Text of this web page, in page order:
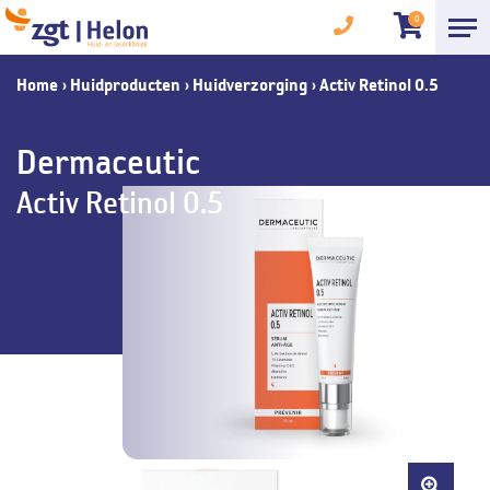
0
Home › Huidproducten › Huidverzorging ›Activ Retinol 0.5
Dermaceutic
Activ Retinol 0.5